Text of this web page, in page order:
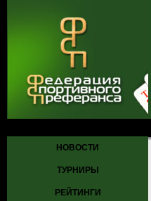
НОВОСТИ
ТУРНИРЫ
РЕЙТИНГИ